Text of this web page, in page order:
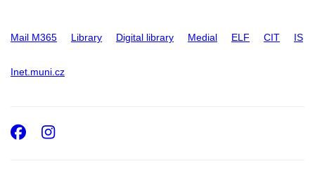
Mail M365 Library Digital library Medial ELF CIT IS
Inet.muni.cz
Facebook
Instagram